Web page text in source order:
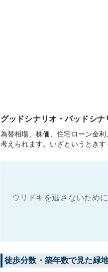
グッドシナリオ・バッドシナ
為替相場、株価、住宅ローン金
考えられます。いざというとき
ウリドキを逃さないため
徒歩分数・築年数で見た緑